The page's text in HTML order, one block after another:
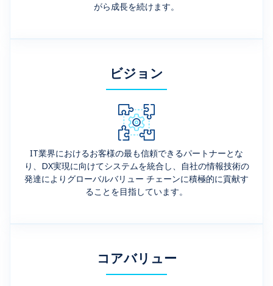
がら成長を続けます。
ビジョン
IT業界におけるお客様の最も信頼できるパートナーとな
り、DX実現に向けてシステムを統合し、自社の情報技術の
発達によりグローバルバリュー チェーンに積極的に貢献す
ることを目指しています。
コアバリュー